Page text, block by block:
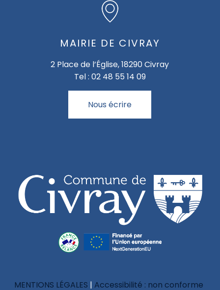
MAIRIE DE CIVRAY
2 Place de l’Église, 18290 Civray
Tel : 02 48 55 14 09
Nous écrire
MENTIONS LÉGALES Accessibilité : non conforme